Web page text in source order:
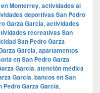
Monterrey, actividades al
deportivas San Pedro
Garza García, actividades
recreativas San
San Pedro Garza
García, apartamentos
en San Pedro Garza
García, atención médica
García, bancos en San
Pedro Garza García,